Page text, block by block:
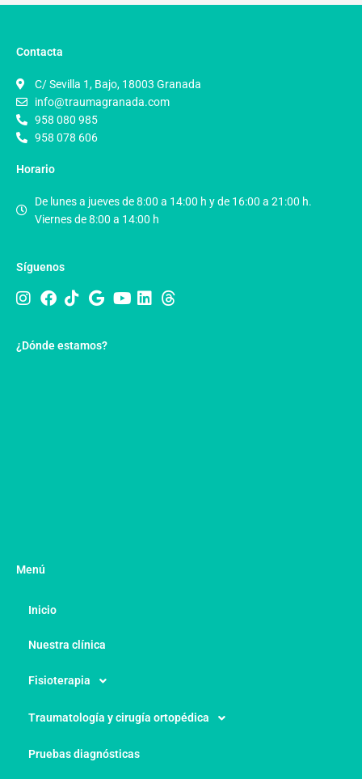
Contacta
C/ Sevilla 1, Bajo, 18003 Granada
info@traumagranada.com
958 080 985
958 078 606
Horario
De lunes a jueves de 8:00 a 14:00 h y de 16:00 a 21:00 h.
Viernes de 8:00 a 14:00 h
Síguenos
¿Dónde estamos?
Menú
Inicio
Nuestra clínica
Fisioterapia
Traumatología y cirugía ortopédica
Pruebas diagnósticas